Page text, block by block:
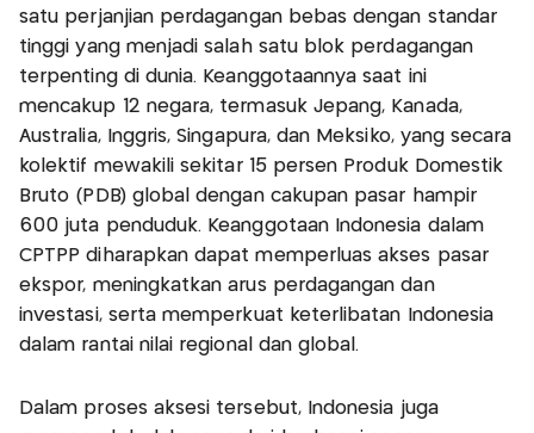
satu perjanjian perdagangan bebas dengan standar
tinggi yang menjadi salah satu blok perdagangan
terpenting di dunia. Keanggotaannya saat ini
mencakup 12 negara, termasuk Jepang, Kanada,
Australia, Inggris, Singapura, dan Meksiko, yang secara
kolektif mewakili sekitar 15 persen Produk Domestik
Bruto (PDB) global dengan cakupan pasar hampir
600 juta penduduk. Keanggotaan Indonesia dalam
CPTPP diharapkan dapat memperluas akses pasar
ekspor, meningkatkan arus perdagangan dan
investasi, serta memperkuat keterlibatan Indonesia
dalam rantai nilai regional dan global.
Dalam proses aksesi tersebut, Indonesia juga